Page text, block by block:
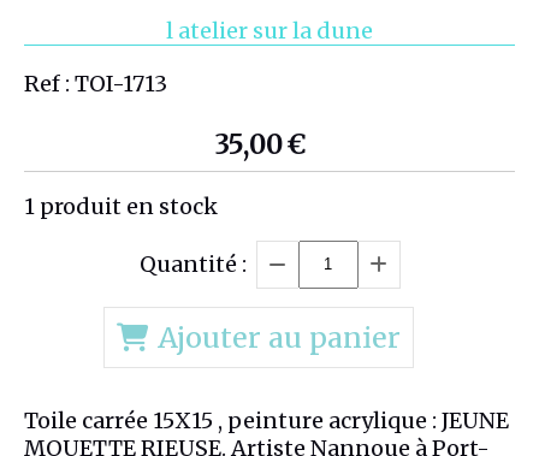
l atelier sur la dune
Ref : TOI-1713
35,00€
1 produit en stock
Quantité :
Ajouter au panier
Toile carrée 15X15 , peinture acrylique : JEUNE
MOUETTE RIEUSE. Artiste Nannoue à Port-